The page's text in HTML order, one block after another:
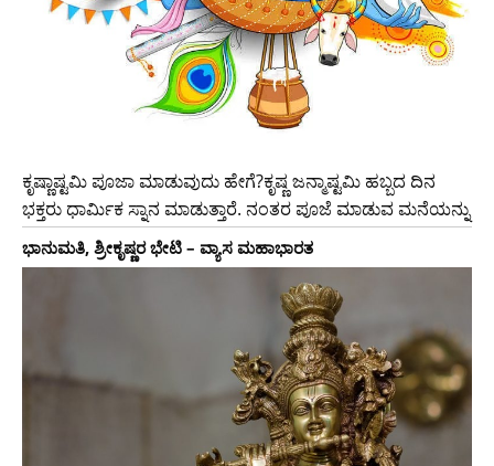
ಕೃಷ್ಣಾಷ್ಟಮಿ ಪೂಜಾ ಮಾಡುವುದು ಹೇಗೆ?ಕೃಷ್ಣ ಜನ್ಮಾಷ್ಟಮಿ ಹಬ್ಬದ ದಿನ
ಭಕ್ತರು ಧಾರ್ಮಿಕ ಸ್ನಾನ ಮಾಡುತ್ತಾರೆ. ನಂತರ ಪೂಜೆ ಮಾಡುವ ಮನೆಯನ್ನು
ಭಾನುಮತಿ, ಶ್ರೀಕೃಷ್ಣರ ಭೇಟಿ – ವ್ಯಾಸ ಮಹಾಭಾರತ